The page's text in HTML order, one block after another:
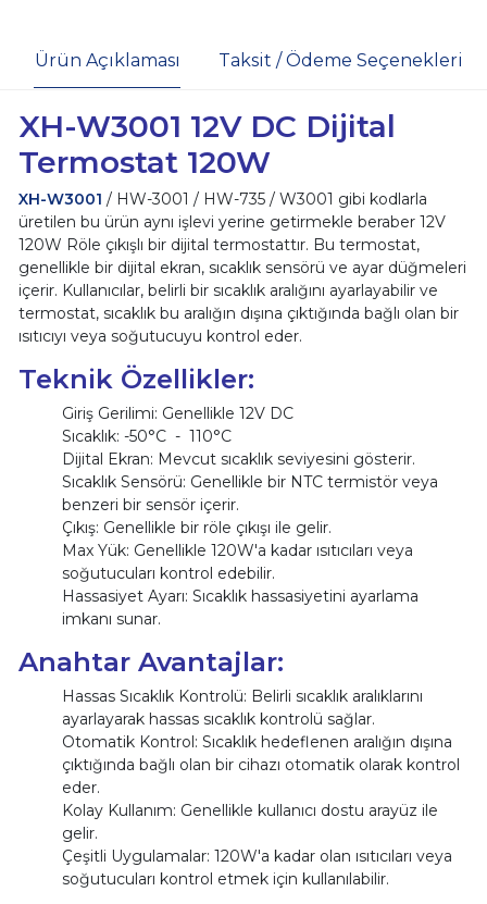
Ürün Açıklaması Taksit / Ödeme Seçenekleri
XH-W3001 12V DC Dijital
Termostat 120W
XH-W3001 / HW-3001 / HW-735 / W3001 gibi kodlarla
üretilen bu ürün aynı işlevi yerine getirmekle beraber 12V
120W Röle çıkışlı bir dijital termostattır. Bu termostat,
genellikle bir dijital ekran, sıcaklık sensörü ve ayar düğmeleri
içerir. Kullanıcılar, belirli bir sıcaklık aralığını ayarlayabilir ve
termostat, sıcaklık bu aralığın dışına çıktığında bağlı olan bir
ısıtıcıyı veya soğutucuyu kontrol eder.
Teknik Özellikler:
Giriş Gerilimi: Genellikle 12V DC
Sıcaklık: -50°C - 110°C
Dijital Ekran: Mevcut sıcaklık seviyesini gösterir.
Sıcaklık Sensörü: Genellikle bir NTC termistör veya
benzeri bir sensör içerir.
Çıkış: Genellikle bir röle çıkışı ile gelir.
Max Yük: Genellikle 120W'a kadar ısıtıcıları veya
soğutucuları kontrol edebilir.
Hassasiyet Ayarı: Sıcaklık hassasiyetini ayarlama
imkanı sunar.
Anahtar Avantajlar:
Hassas Sıcaklık Kontrolü: Belirli sıcaklık aralıklarını
ayarlayarak hassas sıcaklık kontrolü sağlar.
Otomatik Kontrol: Sıcaklık hedeflenen aralığın dışına
çıktığında bağlı olan bir cihazı otomatik olarak kontrol
eder.
Kolay Kullanım: Genellikle kullanıcı dostu arayüz ile
gelir.
Çeşitli Uygulamalar: 120W'a kadar olan ısıtıcıları veya
soğutucuları kontrol etmek için kullanılabilir.